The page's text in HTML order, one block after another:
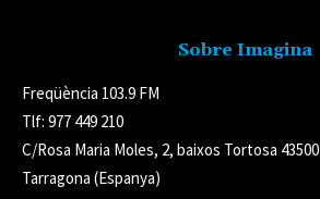
Sobre Imagina
Freqüència 103.9 FM
Tlf: 977 449 210
C/Rosa Maria Moles, 2, baixos Tortosa 43500
Tarragona (Espanya)